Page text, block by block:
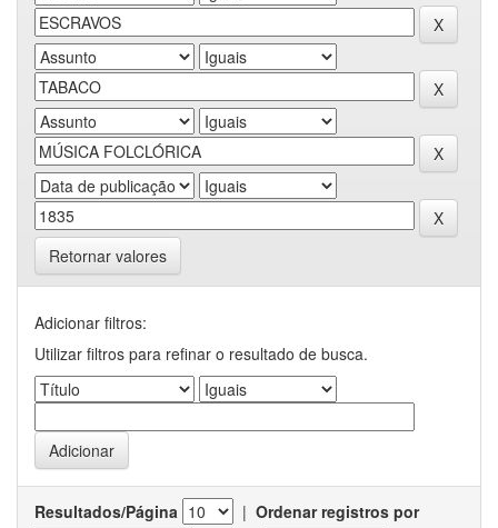
Retornar valores
Adicionar filtros:
Utilizar filtros para refinar o resultado de busca.
Resultados/Página | Ordenar registros por